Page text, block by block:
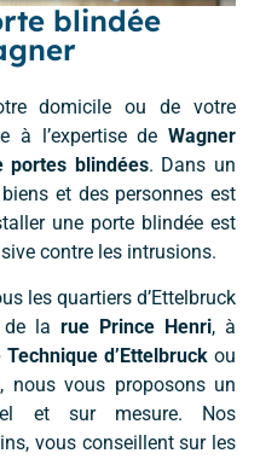
blindée
domicile ou de votre
à l’expertise deWagner
portes blindées. Dans un
et des personnes est
une porte blindée est
contre les intrusions.
les quartiers d’Ettelbruck
la rue Prince Henri, à
Technique d’Ettelbruck ou
, nous vous proposons un
et sur mesure. Nos
vous conseillent sur les